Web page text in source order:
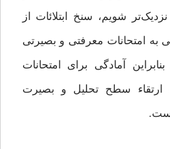
شویم، سنخ ابتلائات از
به امتحانات معرفتی و بصیرتی
آمادگی برای امتحانات
ارتقاء سطح تحلیل و بصیرت